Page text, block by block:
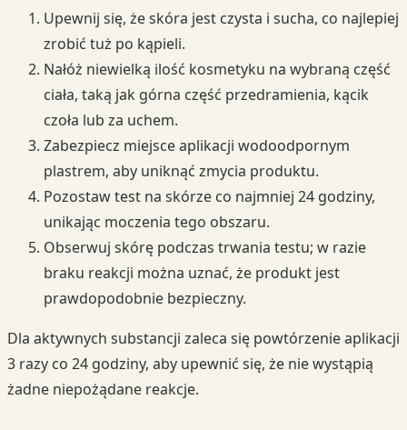
Upewnij się, że skóra jest czysta i sucha, co najlepiej
zrobić tuż po kąpieli.
Nałóż niewielką ilość kosmetyku na wybraną część
ciała, taką jak górna część przedramienia, kącik
czoła lub za uchem.
Zabezpiecz miejsce aplikacji wodoodpornym
plastrem, aby uniknąć zmycia produktu.
Pozostaw test na skórze co najmniej 24 godziny,
unikając moczenia tego obszaru.
Obserwuj skórę podczas trwania testu; w razie
braku reakcji można uznać, że produkt jest
prawdopodobnie bezpieczny.
Dla aktywnych substancji zaleca się powtórzenie aplikacji
3 razy co 24 godziny, aby upewnić się, że nie wystąpią
żadne niepożądane reakcje.